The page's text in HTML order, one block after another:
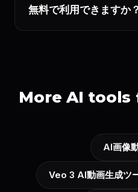
無料で利用できますか？
More AI
AI画像
Veo 3 AI動画生成ツ